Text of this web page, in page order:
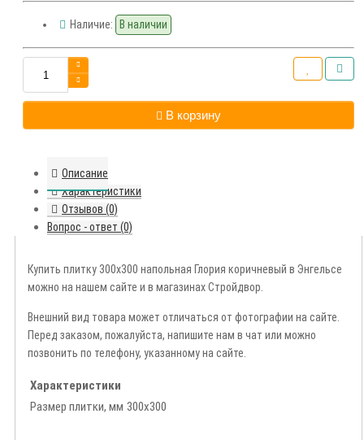
Наличие: В наличии
В корзину
Описание
Характеристики
Отзывов (0)
Вопрос - ответ (0)
Купить плитку 300х300 напольная Глория коричневый в Энгельсе
можно на нашем сайте и в магазинах Стройдвор.
Внешний вид товара может отличаться от фотографии на сайте.
Перед заказом, пожалуйста, напишите нам в чат или можно
позвонить по телефону, указанному на сайте.
Характеристики
Размер плитки, мм 300х300